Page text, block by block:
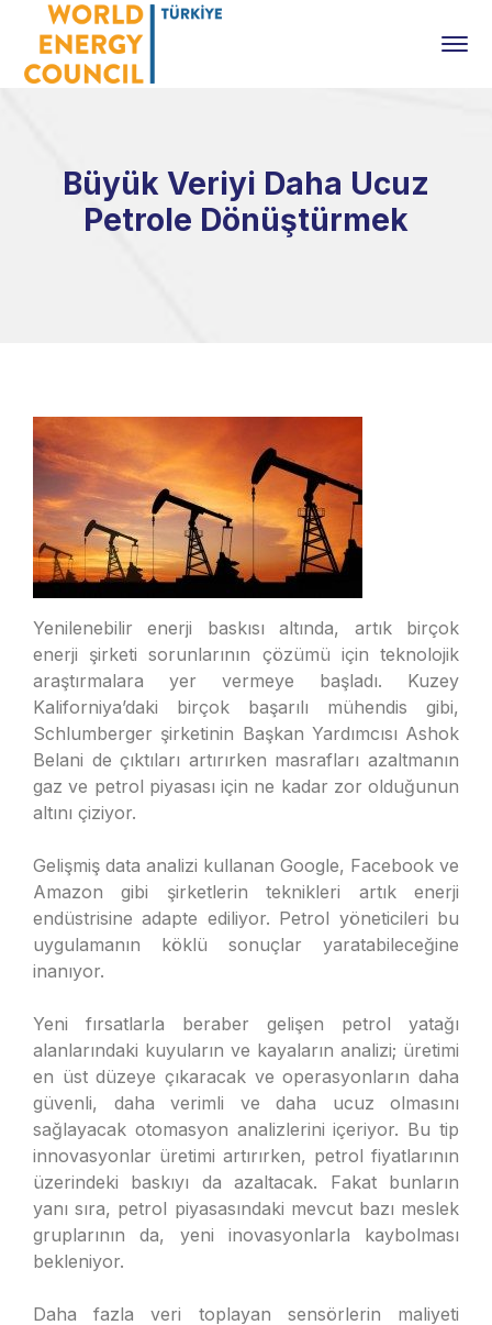
Büyük Veriyi Daha Ucuz
Petrole Dönüştürmek
Yenilenebilir enerji baskısı altında, artık birçok
enerji şirketi sorunlarının çözümü için teknolojik
araştırmalara yer vermeye başladı. Kuzey
Kaliforniya’daki birçok başarılı mühendis gibi,
Schlumberger şirketinin Başkan Yardımcısı Ashok
Belani de çıktıları artırırken masrafları azaltmanın
gaz ve petrol piyasası için ne kadar zor olduğunun
altını çiziyor.
Gelişmiş data analizi kullanan Google, Facebook ve
Amazon gibi şirketlerin teknikleri artık enerji
endüstrisine adapte ediliyor. Petrol yöneticileri bu
uygulamanın köklü sonuçlar yaratabileceğine
inanıyor.
Yeni fırsatlarla beraber gelişen petrol yatağı
alanlarındaki kuyuların ve kayaların analizi; üretimi
en üst düzeye çıkaracak ve operasyonların daha
güvenli, daha verimli ve daha ucuz olmasını
sağlayacak otomasyon analizlerini içeriyor. Bu tip
innovasyonlar üretimi artırırken, petrol fiyatlarının
üzerindeki baskıyı da azaltacak. Fakat bunların
yanı sıra, petrol piyasasındaki mevcut bazı meslek
gruplarının da, yeni inovasyonlarla kaybolması
bekleniyor.
Daha fazla veri toplayan sensörlerin maliyeti